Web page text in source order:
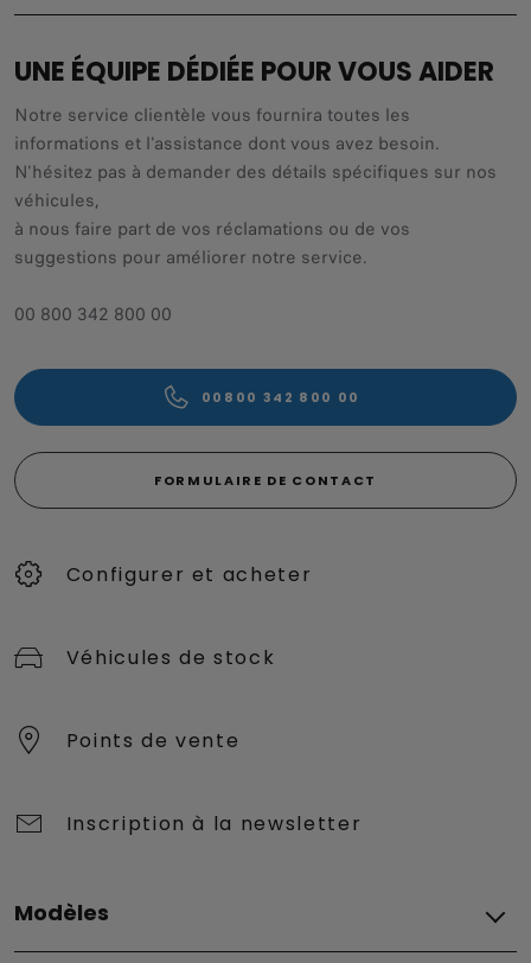
UNE ÉQUIPE DÉDIÉE POUR VOUS AIDER
Notre service clientèle vous fournira toutes les
informations et l'assistance dont vous avez besoin.
N'hésitez pas à demander des détails spécifiques sur nos
véhicules,
à nous faire part de vos réclamations ou de vos
suggestions pour améliorer notre service.
00 800 342 800 00
00800 342 800 00
FORMULAIRE DE CONTACT
Configurer et acheter
Véhicules de stock
Points de vente
Inscription à la newsletter
Modèles